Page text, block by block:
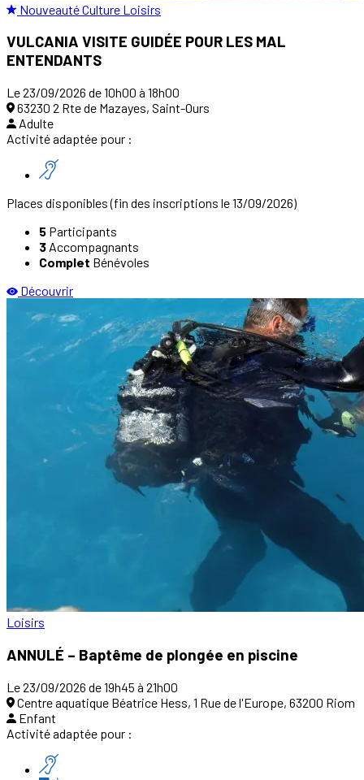
NouveautéCulture Loisirs
VULCANIA VISITE GUIDÉE POUR LES MAL
ENTENDANTS
Le 23/09/2026 de 10h00 à 18h00
63230 2 Rte de Mazayes, Saint-Ours
Adulte
Activité adaptée pour :
Places disponibles(fin des inscriptions le 13/09/2026)
5 Participants
3 Accompagnants
Complet Bénévoles
Découvrir
Loisirs
ANNULÉ – Baptême de plongée en piscine
Le 23/09/2026 de 19h45 à 21h00
Centre aquatique Béatrice Hess, 1 Rue de l'Europe, 63200 Riom
Enfant
Activité adaptée pour :